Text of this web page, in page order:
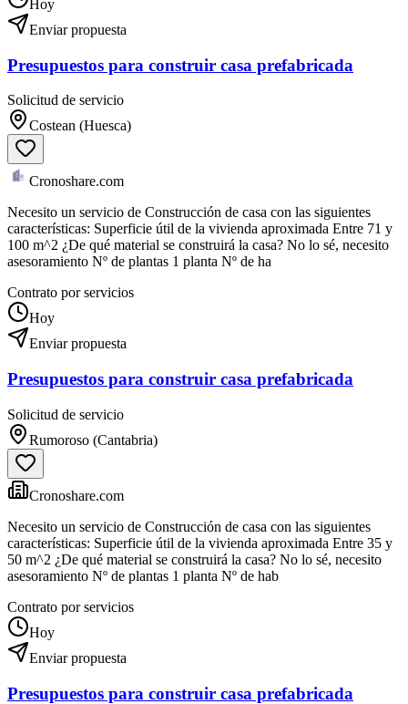
Hoy
Enviar propuesta
Presupuestos para construir casa prefabricada
Solicitud de servicio
Costean (Huesca)
Cronoshare.com
Necesito un servicio de Construcción de casa con las siguientes
características: Superficie útil de la vivienda aproximada Entre 71 y
100 m^2 ¿De qué material se construirá la casa? No lo sé, necesito
asesoramiento Nº de plantas 1 planta Nº de ha
Contrato por servicios
Hoy
Enviar propuesta
Presupuestos para construir casa prefabricada
Solicitud de servicio
Rumoroso (Cantabria)
Cronoshare.com
Necesito un servicio de Construcción de casa con las siguientes
características: Superficie útil de la vivienda aproximada Entre 35 y
50 m^2 ¿De qué material se construirá la casa? No lo sé, necesito
asesoramiento Nº de plantas 1 planta Nº de hab
Contrato por servicios
Hoy
Enviar propuesta
Presupuestos para construir casa prefabricada